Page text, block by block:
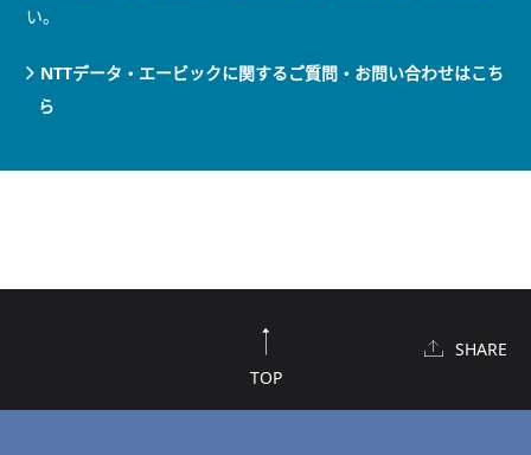
い。
NTTデータ・エービックに関するご質問・お問い合わせはこち
ら
TOP
SHARE